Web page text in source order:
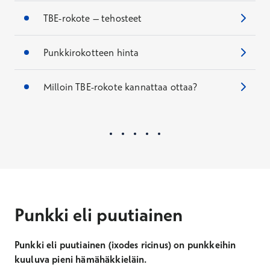
TBE-rokote – tehosteet
Punkkirokotteen hinta
Milloin TBE-rokote kannattaa ottaa?
Punkki eli puutiainen
Punkki eli puutiainen (ixodes ricinus) on punkkeihin
kuuluva pieni hämähäkkieläin.